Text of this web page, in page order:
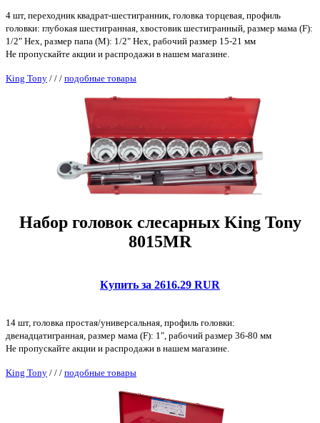
4 шт, переходник квадрат-шестигранник, головка торцевая, профиль
головки: глубокая шестигранная, хвостовик шестигранный, размер мама (F):
1/2" Hex, размер папа (M): 1/2" Hex, рабочий размер 15-21 мм
Не пропускайте акции и распродажи в нашем магазине.
King Tony / / / подобные товары
Набор головок слесарных King Tony
8015MR
Купить за 2616.29 RUR
14 шт, головка простая/универсальная, профиль головки:
двенадцатигранная, размер мама (F): 1", рабочий размер 36-80 мм
Не пропускайте акции и распродажи в нашем магазине.
King Tony / / / подобные товары